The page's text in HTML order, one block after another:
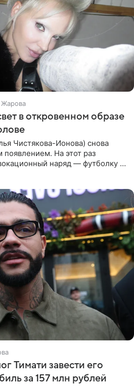
в откровенном образе
Чистякова-Ионова) снова
появлением. На этот раз
наряд — футболку с
Тимати завести его
за 157 млн рублей